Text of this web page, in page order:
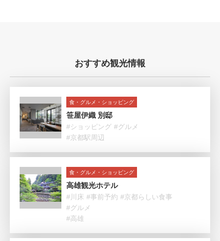
おすすめ観光情報
食・グルメ・ショッピング
笹屋伊織 別邸
#ショッピング #グルメ
#京都駅周辺
食・グルメ・ショッピング
高雄観光ホテル
#川床 #事前予約 #京都らしい食事
#グルメ
#高雄